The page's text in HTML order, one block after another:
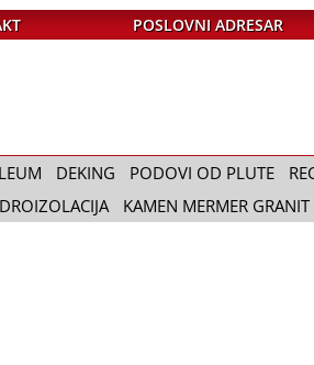
POSLOVNI ADRESAR
DEKING PODOVI OD PLUTE
KAMEN MERMER GRANIT